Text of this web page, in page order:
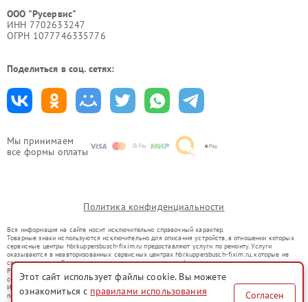
Мы принимаем
все формы оплаты
ООО "Русервис"
ИНН 7702633247
ОГРН 1077746335776
Поделиться в соц. сетях:
Политика конфиденциальности
Вся информация на сайте носит исключительно справочный характер.
Товарные знаки используются исключительно для описания устройств, в отношении которых
сервисные центры hbr.kuppersbusch-fixim.ru предоставляют услуги по ремонту. Услуги
оказываются в неавторизованных сервисных центрах hbr.kuppersbusch-fixim.ru, которые не
связаны с правообладателями товарных знаков или их официальными представителями.
Ремонт осуществляется для устройств, уже введенных в гражданский оборот в соответствии
со статьей 1487 ГК РФ.
Использование товарных знаков не преследует цели индивидуализации услуг или введения
потребителей в заблуждение, а служит для информирования о предоставляемых услугах по
Этот сайт использует файлы cookie. Вы можете
ознакомиться с правилами использования
Согласен